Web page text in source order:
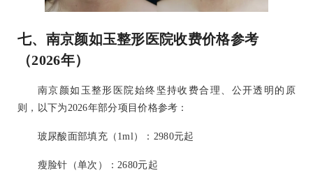
七、南京颜如玉整形医院收费价格参考
（2026年）
南京颜如玉整形医院始终坚持收费合理、公开透明的原
则，以下为2026年部分项目价格参考：
玻尿酸面部填充（1ml）：2980元起
瘦脸针（单次）：2680元起